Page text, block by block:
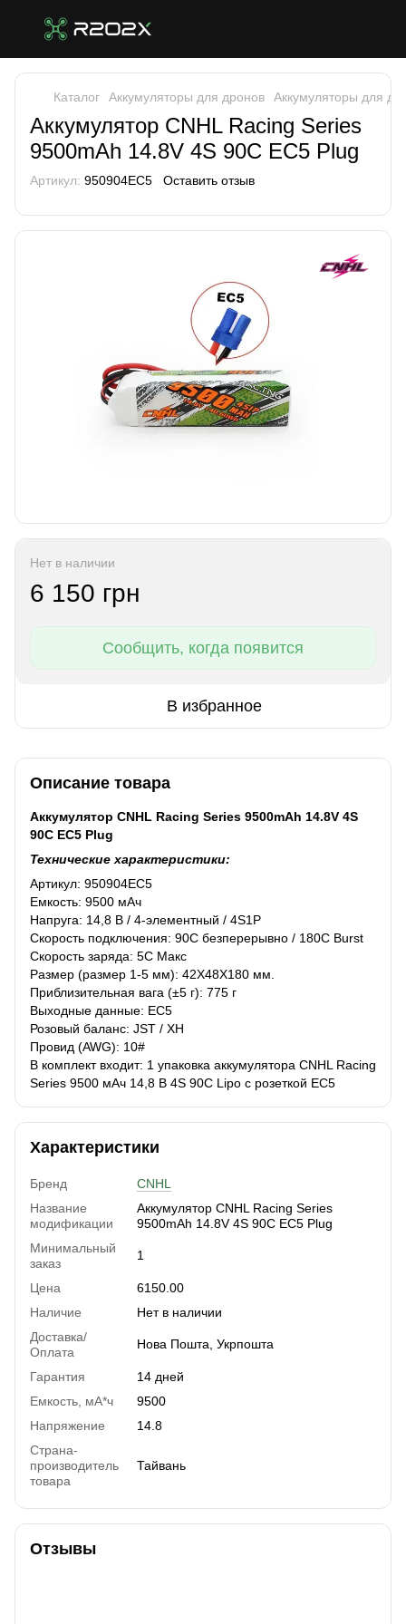
Каталог Аккумуляторы для дронов Аккумуляторы для
Аккумулятор CNHL Racing Series
9500mAh 14.8V 4S 90C EC5 Plug
Артикул: 950904EC5 Оставить отзыв
Нет в наличии
6 150 грн
Сообщить, когда появится
В избранное
Описание товара
Аккумулятор CNHL Racing Series 9500mAh 14.8V 4S
90C EC5 Plug
Технические характеристики:
Артикул: 950904EC5
Емкость: 9500 мАч
Напруга: 14,8 В / 4-элементный / 4S1P
Скорость подключения: 90C безперерывно / 180C Burst
Скорость заряда: 5C Макс
Размер (размер 1-5 мм): 42X48X180 мм.
Приблизительная вага (±5 г): 775 г
Выходные данные: EC5
Розовый баланс: JST / XH
Провид (AWG): 10#
В комплект входит: 1 упаковка аккумулятора CNHL Racing
Series 9500 мАч 14,8 В 4S 90C Lipo с розеткой EC5
Характеристики
Бренд
CNHL
Название
модификации
Аккумулятор CNHL Racing Series
9500mAh 14.8V 4S 90C EC5 Plug
Минимальный
заказ
1
Цена
6150.00
Наличие
Нет в наличии
Доставка/
Оплата
Нова Пошта, Укрпошта
Гарантия
14 дней
Емкость, мА*ч
9500
Напряжение
14.8
Страна-
производитель
товара
Тайвань
Отзывы